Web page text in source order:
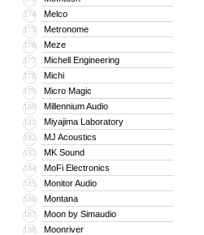
174 Melco
175 Metronome
176 Meze
177 Michell Engineering
178 Michi
179 Micro Magic
180 Millennium Audio
181 Miyajima Laboratory
182 MJ Acoustics
183 MK Sound
184 MoFi Electronics
185 Monitor Audio
186 Montana
187 Moon by Simaudio
188 Moonriver